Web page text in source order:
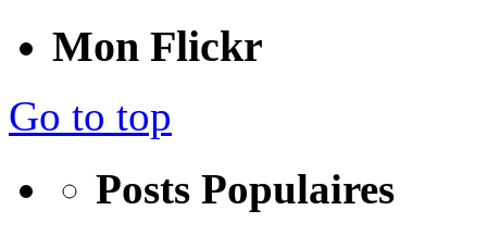
Mon Flickr
Go to top
Posts Populaires